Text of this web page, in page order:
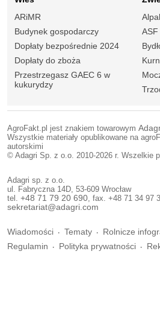
ARiMR
Budynek gospodarczy
Dopłaty bezpośrednie 2024
Dopłaty do zboża
Przestrzegasz GAEC 6 w
kukurydzy
ASF
AgroFakt.pl jest znakiem towarowym
Wszystkie materiały opublikowane na
autorskimi
© Adagri Sp. z o.o. 2010-2026 r. Wszelkie
Adagri sp. z o.o.
ul. Fabryczna 14D, 53-609 Wrocław
tel. +48 71 79 20 690 , fax. +48 71 34 97
sekretariat@adagri.com
Wiadomości Tematy Rolnicze
Regulamin
Polityka prywatności